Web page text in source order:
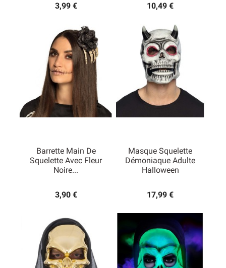
3,99 € 10,49 €
Barrette Main De
Squelette Avec Fleur
Noire...
3,90 €
Masque Squelette
Démoniaque Adulte
Halloween
17,99 €